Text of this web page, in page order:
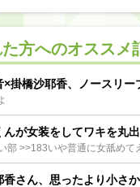
【日向坂46】この月、何かあるのか！？『お願いバッハ！』ミーグリ日程がこちら
RSS
方へのオススメ
×掛橋沙耶香、ノースリ
んが女装をしてワキを丸
部 >>183いや普通に女舐めて
香さん、思ったより小さ